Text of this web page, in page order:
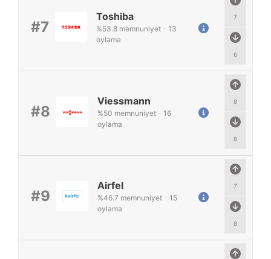
#7
7
6
Toshiba
%53.8 memnuniyet - 13
oylama
#8
8
8
Viessmann
%50 memnuniyet - 16
oylama
#9
7
8
Airfel
%46.7 memnuniyet - 15
oylama